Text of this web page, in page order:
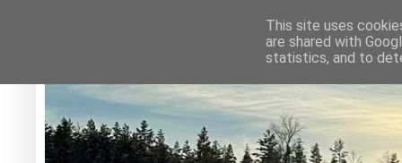
This site uses
are shared with
statistics, and to